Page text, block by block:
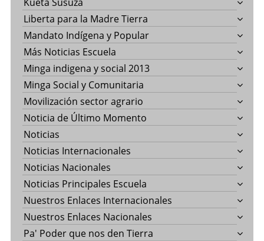
Liberta para la Madre Tierra
Mandato Indígena y Popular
Más Noticias Escuela
Minga indigena y social 2013
Minga Social y Comunitaria
Movilización sector agrario
Noticia de Último Momento
Noticias
Noticias Internacionales
Noticias Nacionales
Noticias Principales Escuela
Nuestros Enlaces Internacionales
Nuestros Enlaces Nacionales
Pa' Poder que nos den Tierra